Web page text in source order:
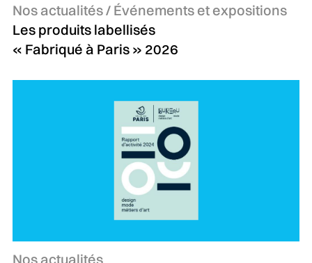
Catégories :
Nos actualités / Événements et expositions
Les produits labellisés
« Fabriqué à Paris » 2026
Catégories :
Nos actualités